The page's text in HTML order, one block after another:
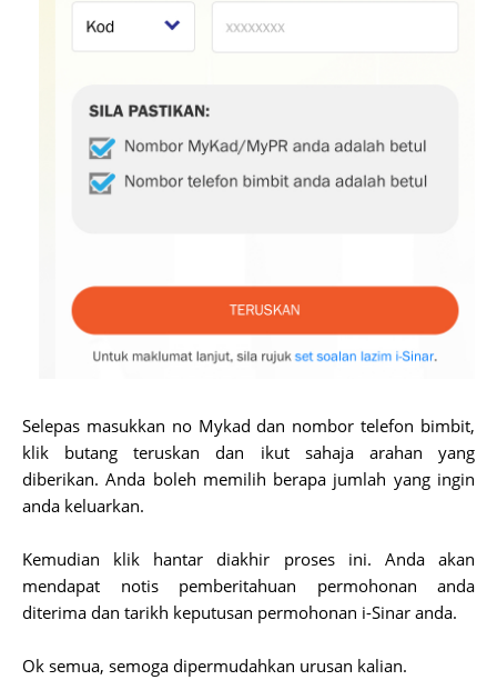
Selepas masukkan no Mykad dan nombor telefon bimbit,
klik butang teruskan dan ikut sahaja arahan yang
diberikan. Anda boleh memilih berapa jumlah yang ingin
anda keluarkan.
Kemudian klik hantar diakhir proses ini. Anda akan
mendapat notis pemberitahuan permohonan anda
diterima dan tarikh keputusan permohonan i-Sinar anda.
Ok semua, semoga dipermudahkan urusan kalian.